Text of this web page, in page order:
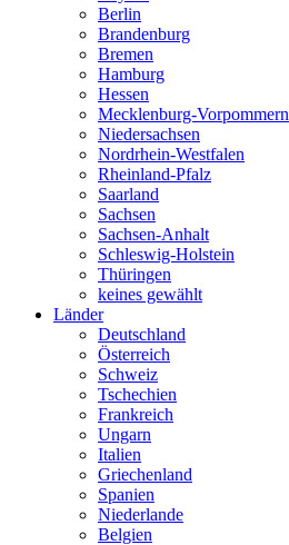
Berlin
Brandenburg
Bremen
Hamburg
Hessen
Mecklenburg-Vorpommern
Niedersachsen
Nordrhein-Westfalen
Rheinland-Pfalz
Saarland
Sachsen
Sachsen-Anhalt
Schleswig-Holstein
Thüringen
keines gewählt
Länder
Deutschland
Österreich
Schweiz
Tschechien
Frankreich
Ungarn
Italien
Griechenland
Spanien
Niederlande
Belgien